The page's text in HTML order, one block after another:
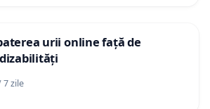
urii online față de
7 zile